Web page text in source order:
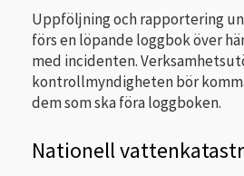
Uppföljning och rapportering
förs en löpande loggbok över
med incidenten.
kontrollmyndigheten bör
dem som ska föra loggboken.
Nationell